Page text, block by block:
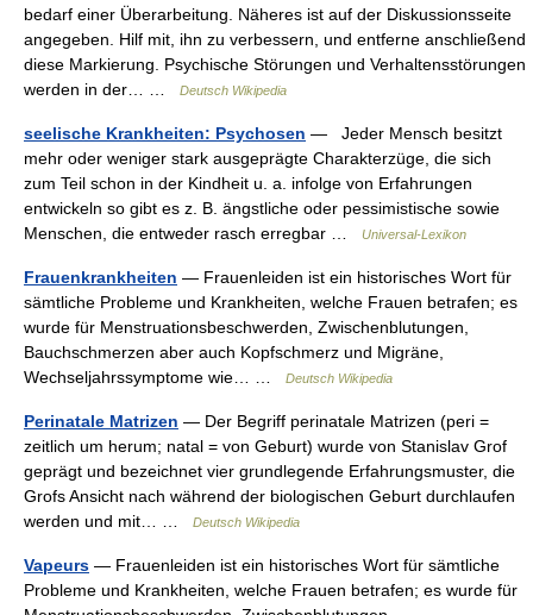
bedarf einer Überarbeitung. Näheres ist auf der Diskussionsseite
angegeben. Hilf mit, ihn zu verbessern, und entferne anschließend
diese Markierung. Psychische Störungen und Verhaltensstörungen
werden in der… …
Deutsch Wikipedia
seelische Krankheiten: Psychosen — Jeder Mensch besitzt
mehr oder weniger stark ausgeprägte Charakterzüge, die sich
zum Teil schon in der Kindheit u. a. infolge von Erfahrungen
entwickeln so gibt es z. B. ängstliche oder pessimistische sowie
Menschen, die entweder rasch erregbar …
Universal-Lexikon
Frauenkrankheiten — Frauenleiden ist ein historisches Wort für
sämtliche Probleme und Krankheiten, welche Frauen betrafen; es
wurde für Menstruationsbeschwerden, Zwischenblutungen,
Bauchschmerzen aber auch Kopfschmerz und Migräne,
Wechseljahrssymptome wie… …
Deutsch Wikipedia
Perinatale Matrizen — Der Begriff perinatale Matrizen (peri =
zeitlich um herum; natal = von Geburt) wurde von Stanislav Grof
geprägt und bezeichnet vier grundlegende Erfahrungsmuster, die
Grofs Ansicht nach während der biologischen Geburt durchlaufen
werden und mit… …
Deutsch Wikipedia
Vapeurs — Frauenleiden ist ein historisches Wort für sämtliche
Probleme und Krankheiten, welche Frauen betrafen; es wurde für